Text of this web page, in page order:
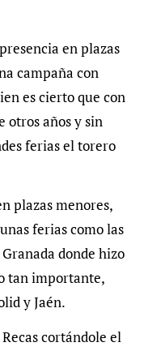
en plazas
campaña con
es cierto que con
otros años y sin
ferias el torero
plazas menores,
ferias como las
donde hizo
tan importante,
y Jaén.
cortándole el